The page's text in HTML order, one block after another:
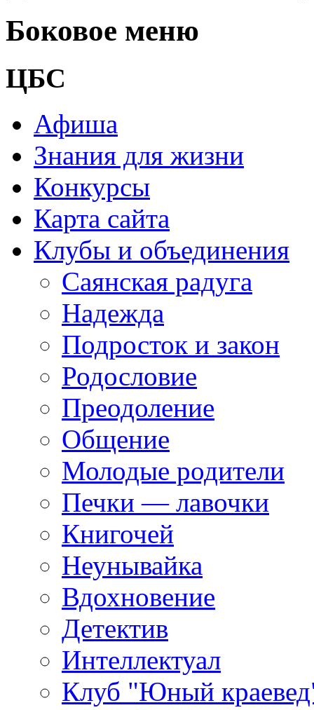
Боковое меню
ЦБС
Афиша
Знания для жизни
Конкурсы
Карта сайта
Клубы и объединения
Саянская радуга
Надежда
Подросток и закон
Родословие
Преодоление
Общение
Молодые родители
Печки — лавочки
Книгочей
Неунывайка
Вдохновение
Детектив
Интеллектуал
Клуб "Юный